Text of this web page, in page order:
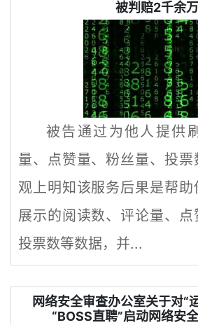
被判赔2千余万
被告通过为他人提供
量、点赞量、粉丝量、投
观上明知该服务后果是帮
展示的阅读数、评论量、点
投票数等数据，并...
网络安全审查办公室关于对“
“BOSS直聘”启动网络安